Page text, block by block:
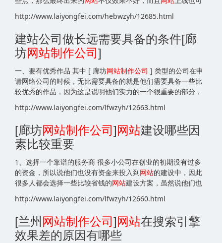
http://www.laiyongfei.com/hebwzyh/12685.html
建站公司做长远需要具备的条件[廊
坊网站制作公司]
一、要有优秀作品 其中 [ 廊坊网站制作公司 ] 类型的公司在申
请网络公司的时候，无比需要具备的就是他们需要具备一些比
较优秀的作品，因为这是说明他们实力的一个很重要的部分，
http://www.laiyongfei.com/lfwzyh/12663.html
[廊坊网站制作公司] 网站建设哪些因
素比较重要
1、选择一个靠谱的服务商 很多小公司在创业的初期没有过多
的资金，所以说他们也没有资金来投入到网站的建设中，因此
很多人都会选择一些比较省钱的网站建设方案，虽然说他们也
http://www.laiyongfei.com/lfwzyh/12660.html
[兰州 网站制作公司] 网站在搜索引擎
效果差的原因有哪些